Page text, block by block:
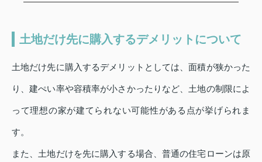
土地だけ先に購入するデメリットについて
土地だけ先に購入するデメリットとしては、面積が狭かった
り、建ぺい率や容積率が小さかったりなど、土地の制限によ
って理想の家が建てられない可能性がある点が挙げられま
す。
また、土地だけを先に購入する場合、普通の住宅ローンは原